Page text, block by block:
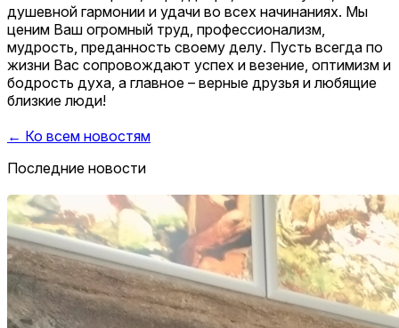
душевной гармонии и удачи во всех начинаниях. Мы
ценим Ваш огромный труд, профессионализм,
мудрость, преданность своему делу. Пусть всегда по
жизни Вас сопровождают успех и везение, оптимизм и
бодрость духа, а главное – верные друзья и любящие
близкие люди!
← Ко всем новостям
Последние новости